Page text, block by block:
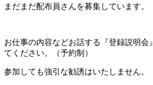
まだまだ配布員さんを募集しています。
お仕事の内容などお話する『登録説明会
てください。（予約制）
参加しても強引な勧誘はいたしません。